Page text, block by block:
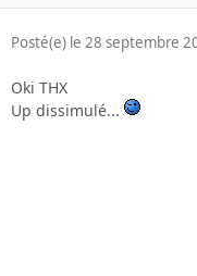
Posté(e) le 28 septembre
Oki THX
Up dissimulé...